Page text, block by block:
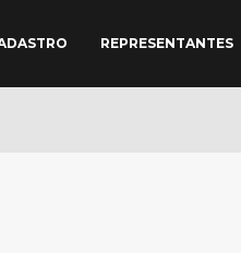
REPRESENTANTES